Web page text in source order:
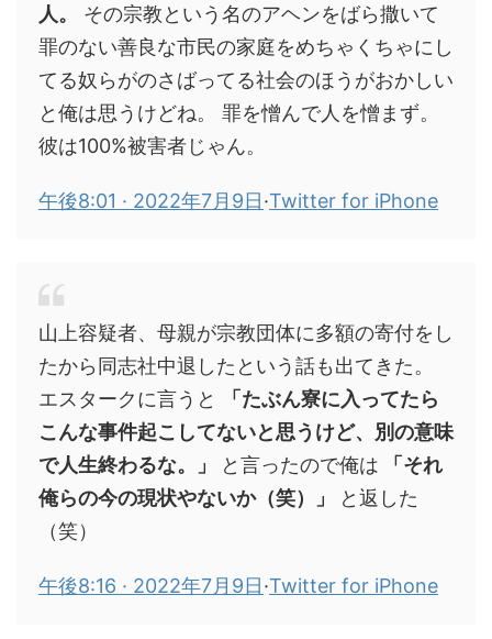
人。
その宗教という名のアヘンをばら撒いて
罪のない善良な市民の家庭をめちゃくちゃにし
てる奴らがのさばってる社会のほうがおかしい
と俺は思うけどね。 罪を憎んで人を憎まず。
彼は100%被害者じゃん。
午後8:01 · 2022年7月9日·Twitter for iPhone
山上容疑者、母親が宗教団体に多額の寄付をし
たから同志社中退したという話も出てきた。
エスタークに言うと
「たぶん寮に入ってたら
こんな事件起こしてないと思うけど、別の意味
で人生終わるな。」
と言ったので俺は 「それ
俺らの今の現状やないか（笑）」
と返した
（笑）
午後8:16 · 2022年7月9日·Twitter for iPhone